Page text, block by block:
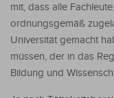
mit, dass alle
ordnungsgemäß
Universität gemacht
müssen, der in das
Bildung und